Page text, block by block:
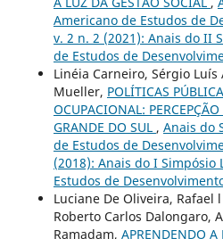
Americano de Estudos de
v. 2 n. 2 (2021): Anais do II
de Estudos de
Linéia Carneiro, Sérgio
Mueller, POLÍTICAS
OCUPACIONAL:
GRANDE DO SUL , Anais do
de Estudos de
(2018): Anais do I Simpósio
Estudos de
Luciane De Oliveira, Rafael
Roberto Carlos Dalongaro,
Ramadam, APRENDENDO A